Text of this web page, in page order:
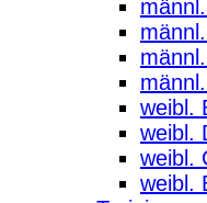
weibl.
weibl.
weibl.
weibl.